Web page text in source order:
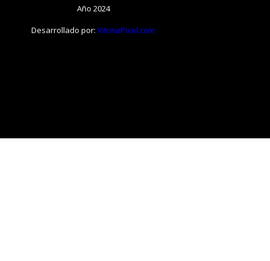
Año 2024
Desarrollado por:VitrinaPixel.com